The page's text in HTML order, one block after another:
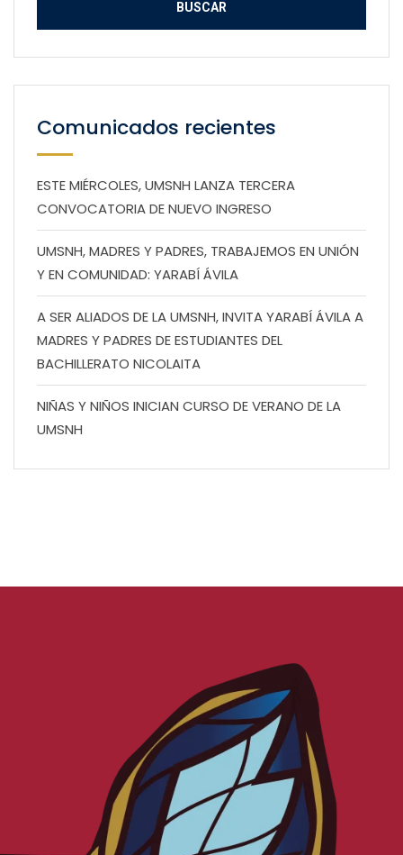
Comunicados recientes
ESTE MIÉRCOLES, UMSNH LANZA TERCERA
CONVOCATORIA DE NUEVO INGRESO
UMSNH, MADRES Y PADRES, TRABAJEMOS EN UNIÓN
Y EN COMUNIDAD: YARABÍ ÁVILA
A SER ALIADOS DE LA UMSNH, INVITA YARABÍ ÁVILA A
MADRES Y PADRES DE ESTUDIANTES DEL
BACHILLERATO NICOLAITA
NIÑAS Y NIÑOS INICIAN CURSO DE VERANO DE LA
UMSNH